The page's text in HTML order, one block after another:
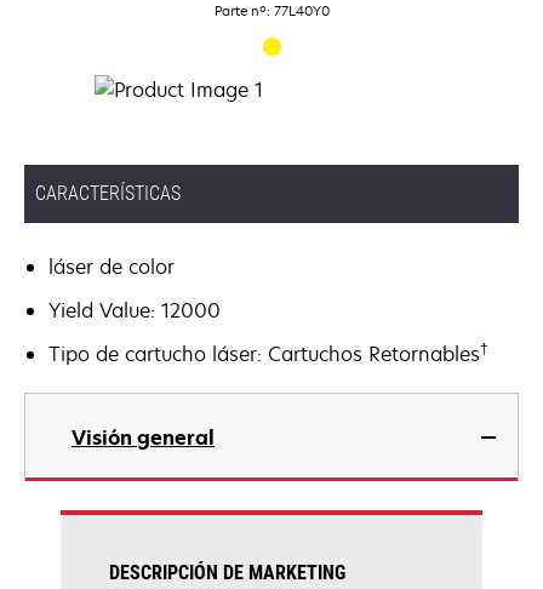
Parte nº: 77L40Y0
CARACTERÍSTICAS
láser de color
Yield Value: 12000
Tipo de cartucho láser: Cartuchos Retornables†
Visión general
DESCRIPCIÓN DE MARKETING